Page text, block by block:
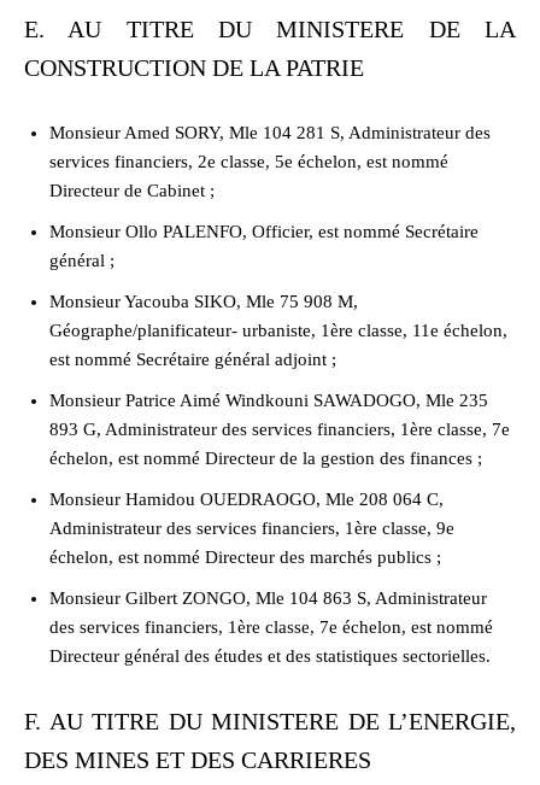
E. AU TITRE DU MINISTERE DE LA
CONSTRUCTION DE LA PATRIE
Monsieur Amed SORY, Mle 104 281 S, Administrateur des
services financiers, 2e classe, 5e échelon, est nommé
Directeur de Cabinet ;
Monsieur Ollo PALENFO, Officier, est nommé Secrétaire
général ;
Monsieur Yacouba SIKO, Mle 75 908 M,
Géographe/planificateur- urbaniste, 1ère classe, 11e échelon,
est nommé Secrétaire général adjoint ;
Monsieur Patrice Aimé Windkouni SAWADOGO, Mle 235
893 G, Administrateur des services financiers, 1ère classe, 7e
échelon, est nommé Directeur de la gestion des finances ;
Monsieur Hamidou OUEDRAOGO, Mle 208 064 C,
Administrateur des services financiers, 1ère classe, 9e
échelon, est nommé Directeur des marchés publics ;
Monsieur Gilbert ZONGO, Mle 104 863 S, Administrateur
des services financiers, 1ère classe, 7e échelon, est nommé
Directeur général des études et des statistiques sectorielles.
F. AU TITRE DU MINISTERE DE L’ENERGIE,
DES MINES ET DES CARRIERES